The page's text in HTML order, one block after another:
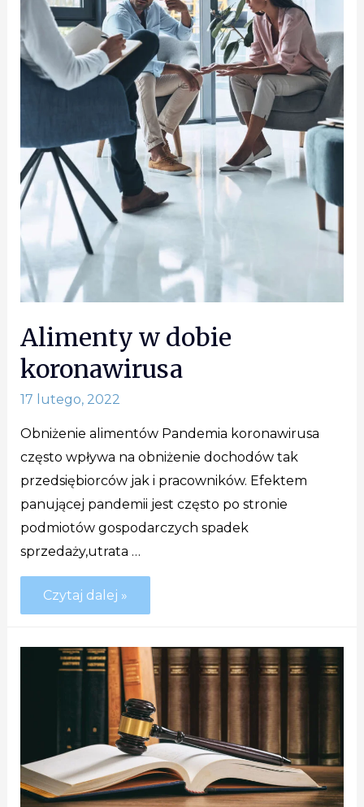
Alimenty w dobie
koronawirusa
17 lutego, 2022
Obniżenie alimentów Pandemia koronawirusa
często wpływa na obniżenie dochodów tak
przedsiębiorców jak i pracowników. Efektem
panującej pandemii jest często po stronie
podmiotów gospodarczych spadek
sprzedaży,utrata …
Czytaj dalej »